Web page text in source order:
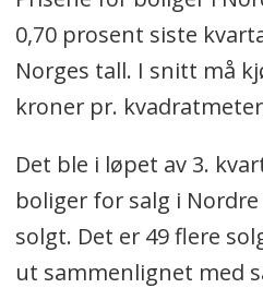
KI. Opplysningene
offentlige data.
adresse, salgssum,
samt relevant
byggeår og
kunne inneholde
0,70 prosent siste
Norges tall. I snitt må
kroner pr.
Det ble i løpet av 3.
boliger for salg i
solgt. Det er 49 flere
ut sammenlignet med